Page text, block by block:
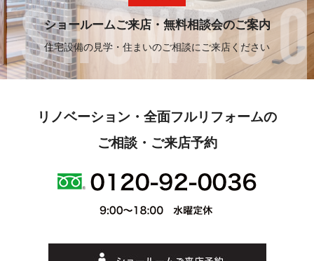
ショールームご来店・無料相談会のご案内
住宅設備の見学・住まいのご相談にご来店ください
リノベーション・全面フルリフォームの
ご相談・ご来店予約